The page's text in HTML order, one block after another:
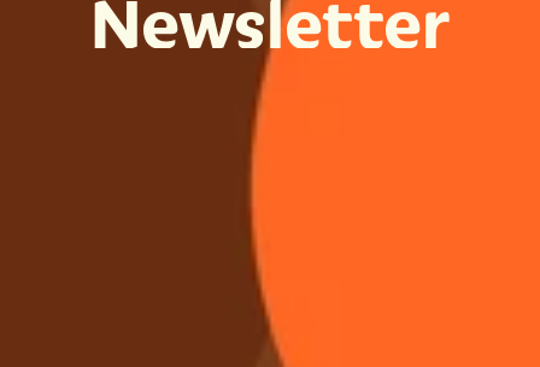
Newsletter